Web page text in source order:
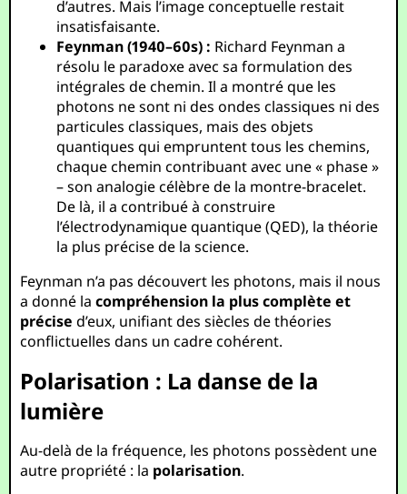
d’autres. Mais l’image conceptuelle restait
insatisfaisante.
Feynman (1940–60s) : Richard Feynman a
résolu le paradoxe avec sa formulation des
intégrales de chemin. Il a montré que les
photons ne sont ni des ondes classiques ni des
particules classiques, mais des objets
quantiques qui empruntent tous les chemins,
chaque chemin contribuant avec une « phase »
– son analogie célèbre de la montre-bracelet.
De là, il a contribué à construire
l’électrodynamique quantique (QED), la théorie
la plus précise de la science.
Feynman n’a pas découvert les photons, mais il nous
a donné lacompréhension la plus complète et
précise d’eux, unifiant des siècles de théories
conflictuelles dans un cadre cohérent.
Polarisation : La danse de la
lumière
Au-delà de la fréquence, les photons possèdent une
autre propriété : la polarisation.